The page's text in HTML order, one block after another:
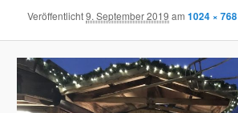
Veröffentlicht9. September 2019 am1024 × 768